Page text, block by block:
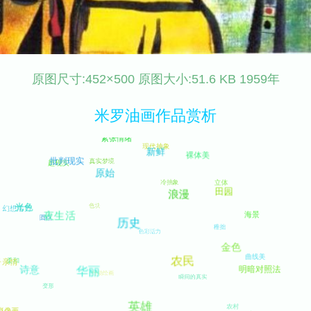
原图尺寸:452×500 原图大小:51.6 KB 1959年
米罗油画作品赏析